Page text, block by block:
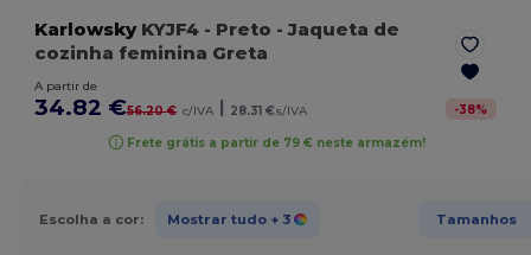
KarlowskyKYJF4 - Preto - Jaqueta de
cozinha feminina Greta
A partir de
34.82 €56.20 € c/IVA | 28.31 €s/IVA -38%
Frete grátis a partir de 79 € neste armazém!
Escolha a cor: Mostrar tudo + 3 Tamanhos